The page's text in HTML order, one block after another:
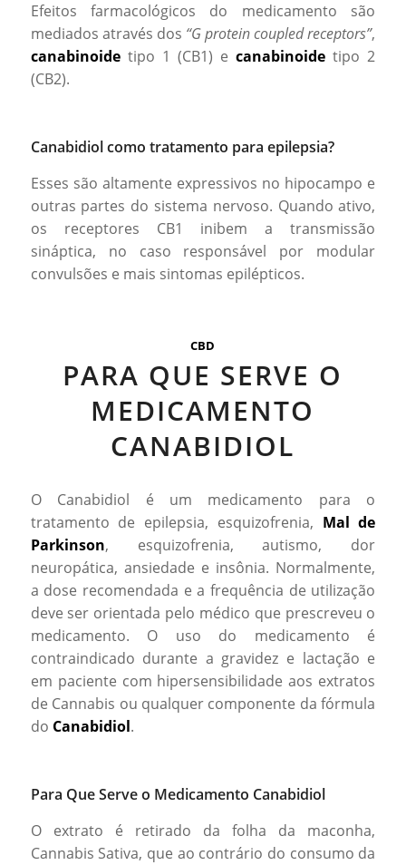
Efeitos farmacológicos do medicamento são
mediados através dos “G protein coupled receptors”,
canabinoidetipo 1 (CB1) ecanabinoide tipo 2
(CB2).
Canabidiol como tratamento para epilepsia?
Esses são altamente expressivos no hipocampo e
outras partes do sistema nervoso. Quando ativo,
os receptores CB1 inibem a transmissão
sináptica, no caso responsável por modular
convulsões e mais sintomas epilépticos.
CBD
PARA QUE SERVE O
MEDICAMENTO
CANABIDIOL
O Canabidiol é um medicamento para o
tratamento de epilepsia, esquizofrenia, Mal de
Parkinson, esquizofrenia, autismo, dor
neuropática, ansiedade e insônia. Normalmente,
a dose recomendada e a frequência de utilização
deve ser orientada pelo médico que prescreveu o
medicamento. O uso do medicamento é
contraindicado durante a gravidez e lactação e
em paciente com hipersensibilidade aos extratos
de Cannabis ou qualquer componente da fórmula
do Canabidiol.
Para Que Serve o Medicamento Canabidiol
O extrato é retirado da folha da maconha,
Cannabis Sativa, que ao contrário do consumo da